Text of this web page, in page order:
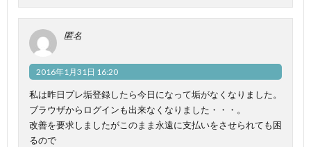
匿名
2016年1月31日 16:20
私は昨日プレ垢登録したら今日になって垢がなくなりました。
ブラウザからログインも出来なくなりました・・・。
改善を要求しましたがこのまま永遠に支払いをさせられても困
るので